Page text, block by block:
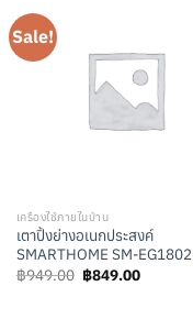
Sale!
เครื่องใช้ภายในบ้าน
เตาปิ้งย่างอเนกประสงค์
SMARTHOME SM-EG1802
฿949.00 Original
price
฿849.00Current